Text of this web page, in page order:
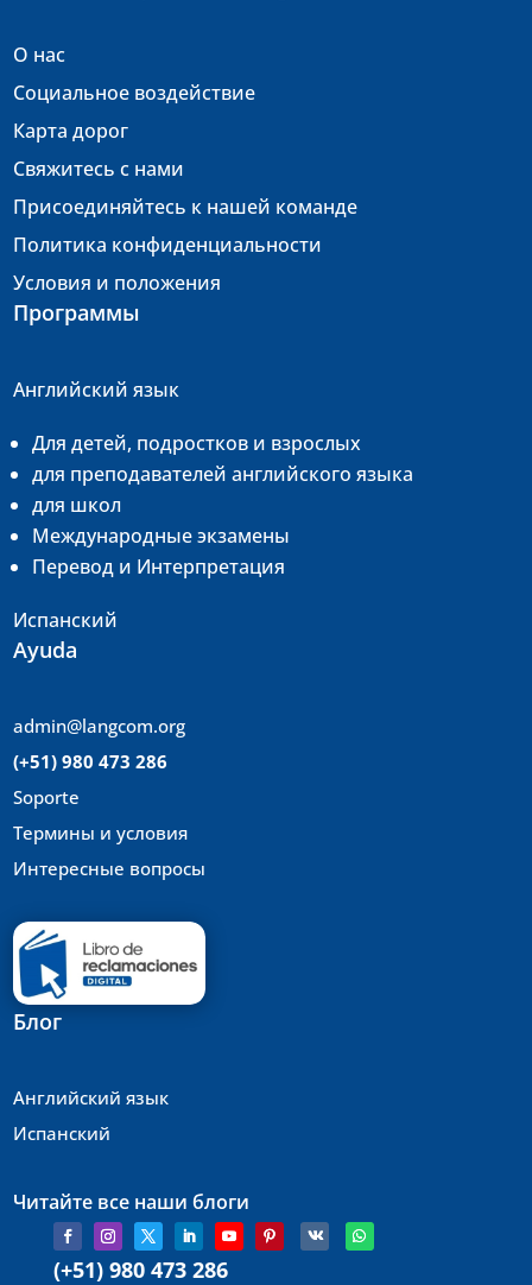
О нас
Социальное воздействие
Карта дорог
Свяжитесь с нами
Присоединяйтесь к нашей команде
Политика конфиденциальности
Условия и положения
Программы
Английский язык
Для детей, подростков и взрослых
для преподавателей английского языка
для школ
Международные экзамены
Перевод и Интерпретация
Испанский
Ayuda
admin@langcom.org
(+51) 980 473 286
Soporte
Термины и условия
Интересные вопросы
Блог
Английский язык
Испанский
Читайте все наши блоги
(+51) 980 473 286